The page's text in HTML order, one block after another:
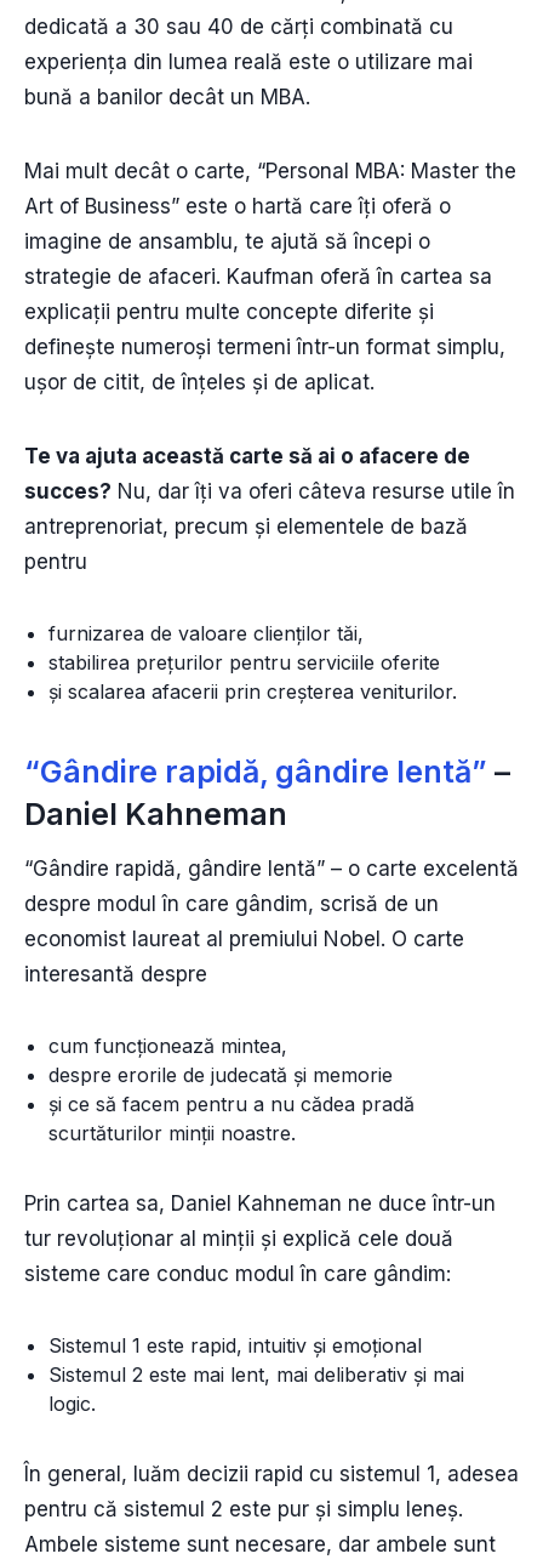
dedicată a 30 sau 40 de cărți combinată cu
experiența din lumea reală este o utilizare mai
bună a banilor decât un MBA.
Mai mult decât o carte, “Personal MBA: Master the
Art of Business” este o hartă care îți oferă o
imagine de ansamblu, te ajută să începi o
strategie de afaceri. Kaufman oferă în cartea sa
explicații pentru multe concepte diferite și
definește numeroși termeni într-un format simplu,
ușor de citit, de înțeles și de aplicat.
Te va ajuta această carte să ai o afacere de
succes? Nu, dar îți va oferi câteva resurse utile în
antreprenoriat, precum și elementele de bază
pentru
furnizarea de valoare clienților tăi,
stabilirea prețurilor pentru serviciile oferite
și scalarea afacerii prin creșterea veniturilor.
“Gândire rapidă, gândire lentă” –
Daniel Kahneman
“Gândire rapidă, gândire lentă” – o carte excelentă
despre modul în care gândim, scrisă de un
economist laureat al premiului Nobel. O carte
interesantă despre
cum funcționează mintea,
despre erorile de judecată și memorie
și ce să facem pentru a nu cădea pradă
scurtăturilor minții noastre.
Prin cartea sa, Daniel Kahneman ne duce într-un
tur revoluționar al minții și explică cele două
sisteme care conduc modul în care gândim:
Sistemul 1 este rapid, intuitiv și emoțional
Sistemul 2 este mai lent, mai deliberativ și mai
logic.
În general, luăm decizii rapid cu sistemul 1, adesea
pentru că sistemul 2 este pur și simplu leneș.
Ambele sisteme sunt necesare, dar ambele sunt